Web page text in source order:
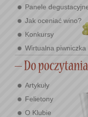
Panele
Jak oceniać wino?
Konkursy
Wirtualna piwniczka
Artykuły
Felietony
O Klubie